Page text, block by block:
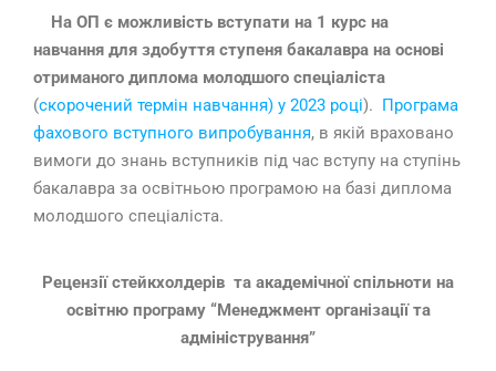
На ОП є можливість вступати на 1 курс на
навчання для здобуття ступеня бакалавра на основі
отриманого диплома молодшого спеціаліста
(скорочений термін навчання) у 2023 році).
Програма
фахового вступного випробування, в якій враховано
вимоги до знань вступників під час вступу на ступінь
бакалавра за освітньою програмою на базі диплома
молодшого спеціаліста.
Рецензії стейкхолдерів та академічної спільноти на
освітню програму “Менеджмент організації та
адміністрування”